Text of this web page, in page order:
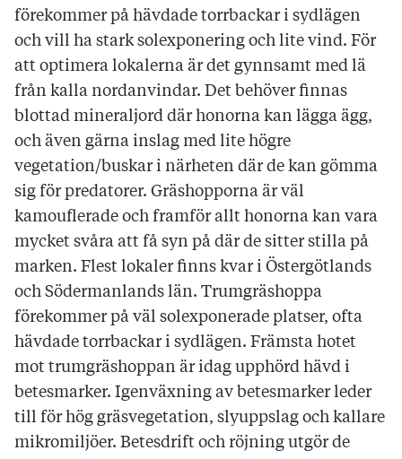
förekommer på hävdade torrbackar i sydlägen
och vill ha stark solexponering och lite vind. För
att optimera lokalerna är det gynnsamt med lä
från kalla nordanvindar. Det behöver finnas
blottad mineraljord där honorna kan lägga ägg,
och även gärna inslag med lite högre
vegetation/buskar i närheten där de kan gömma
sig för predatorer. Gräshopporna är väl
kamouflerade och framför allt honorna kan vara
mycket svåra att få syn på där de sitter stilla på
marken. Flest lokaler finns kvar i Östergötlands
och Södermanlands län. Trumgräshoppa
förekommer på väl solexponerade platser, ofta
hävdade torrbackar i sydlägen. Främsta hotet
mot trumgräshoppan är idag upphörd hävd i
betesmarker. Igenväxning av betesmarker leder
till för hög gräsvegetation, slyuppslag och kallare
mikromiljöer. Betesdrift och röjning utgör de